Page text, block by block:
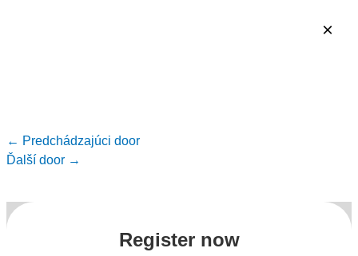
Navigácia
v
← Predchádzajúci door
Ďalší door →
Register now
×
×
×